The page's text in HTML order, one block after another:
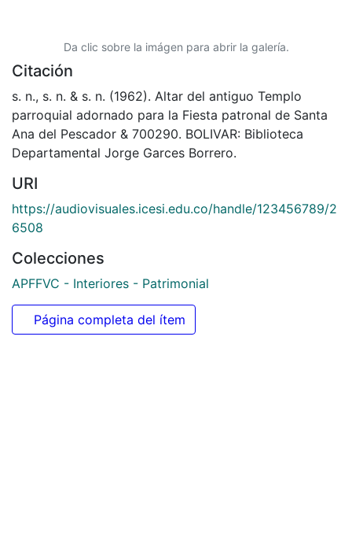
Da clic sobre la imágen para abrir la galería.
Citación
s. n., s. n. & s. n. (1962). Altar del antiguo Templo
parroquial adornado para la Fiesta patronal de Santa
Ana del Pescador & 700290. BOLIVAR: Biblioteca
Departamental Jorge Garces Borrero.
URI
https://audiovisuales.icesi.edu.co/handle/123456789/2
6508
Colecciones
APFFVC - Interiores - Patrimonial
Página completa del ítem